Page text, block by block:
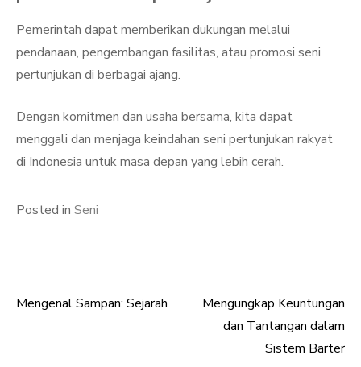
Pemerintah dapat memberikan dukungan melalui
pendanaan, pengembangan fasilitas, atau promosi seni
pertunjukan di berbagai ajang.
Dengan komitmen dan usaha bersama, kita dapat
menggali dan menjaga keindahan seni pertunjukan rakyat
di Indonesia untuk masa depan yang lebih cerah.
Posted in Seni
Post
Mengenal Sampan: Sejarah
Mengungkap Keuntungan
dan Tantangan dalam
Sistem Barter